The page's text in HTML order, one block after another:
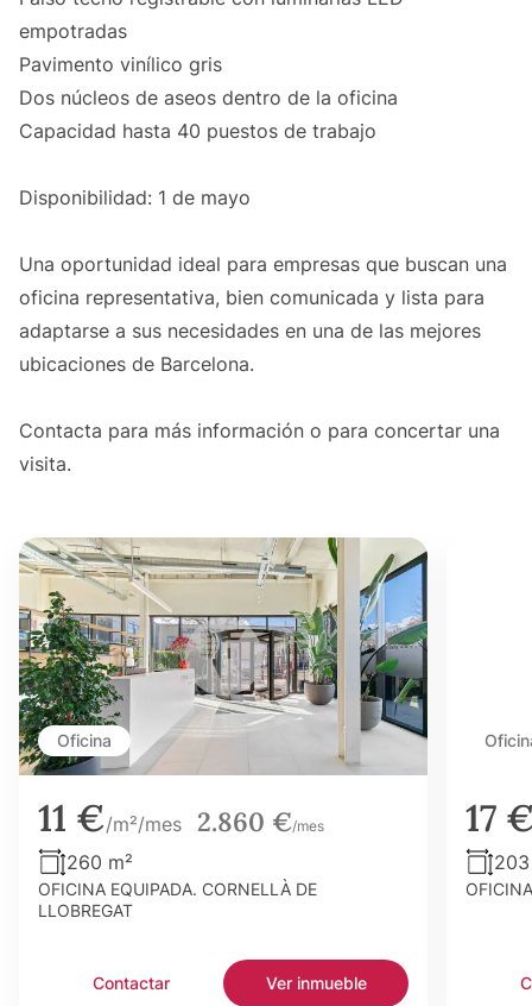
empotradas
Pavimento vinílico gris
Dos núcleos de aseos dentro de la oficina
Capacidad hasta 40 puestos de trabajo
Disponibilidad: 1 de mayo
Una oportunidad ideal para empresas que buscan una
oficina representativa, bien comunicada y lista para
adaptarse a sus necesidades en una de las mejores
ubicaciones de Barcelona.
Contacta para más información o para concertar una
visita.
Oficina
11 €/m²/mes 2.860 €/mes
260 m²
OFICINA EQUIPADA. CORNELLÀ DE
LLOBREGAT
Contactar Ver inmueble
17